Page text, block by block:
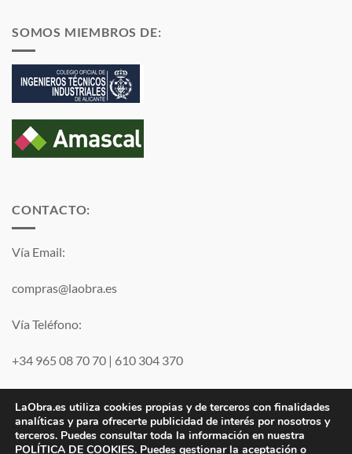
SOMOS MIEMBROS DE:
CONTACTO:
Vía Email:
compras@laobra.es
Vía Teléfono:
+34 965 08 70 70 | 610 304 370
Visa PayPal MasterCard
LaObra.es utiliza cookies propias y de terceros con finalidades
analíticas y para ofrecerte publicidad de interés por nosotros y
terceros. Puedes consultar toda la información en nuestra
POLÍTICA DE COOKIES. Puedes gestionar la aceptación o